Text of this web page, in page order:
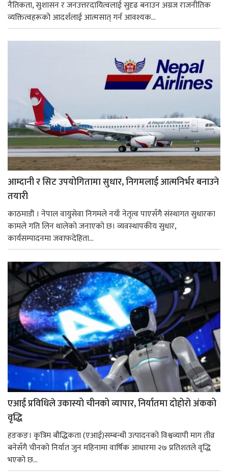
नैतिकता, सुशासन र जनउत्तरदायित्वलाई सुदृढ बनाउन अग्रज राजनीतिक
व्यक्तित्वहरूको आदर्शलाई आत्मसात् गर्न आवश्यक...
आम्दानी र सिट उपयोगितामा सुधार, निगमलाई आत्मनिर्भर बनाउने
तयारी
काठमाडाैं । नेपाल वायुसेवा निगमले नयाँ नेतृत्व पाएसँगै संस्थागत सुधारका
कामले गति लिन थालेको जनाएको छ। व्यवस्थापकीय सुधार,
कार्यसम्पादनमा जवाफदेहिता...
एआई प्रविधिले उकास्यो चीनको व्यापार, निर्यातमा दोहोरो अंकको
वृद्धि
हङकङ। कृत्रिम बौद्धिकता (एआई)सम्बन्धी उत्पादनको विश्वव्यापी माग तीव्र
बनेसँगै चीनको निर्यात जुन महिनामा वार्षिक आधारमा २७ प्रतिशतले वृद्धि
भएको छ...